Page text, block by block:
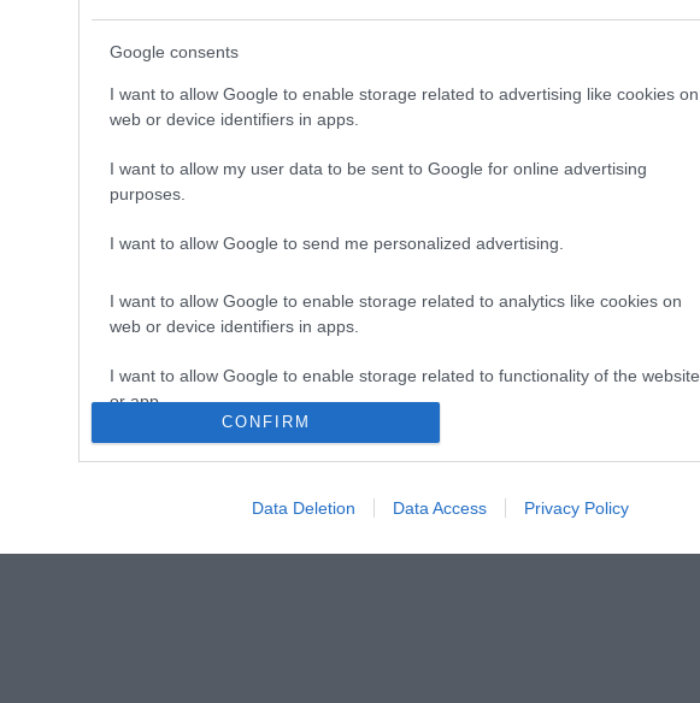
Google consents
I want to allow Google to enable storage related to advertising like cookies on
web or device identifiers in apps.
I want to allow my user data to be sent to Google for online advertising
purposes.
I want to allow Google to send me personalized advertising.
I want to allow Google to enable storage related to analytics like cookies on
web or device identifiers in apps.
I want to allow Google to enable storage related to functionality of the website
or app.
I want to allow Google to enable storage related to personalization.
I want to allow Google to enable storage related to security, including
CONFIRM
Data Deletion Data Access Privacy Policy